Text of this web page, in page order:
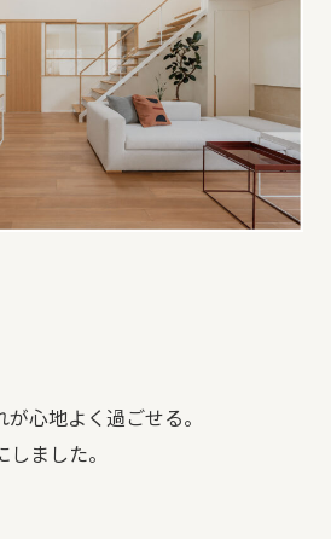
心地よく過ごせる。
ました。